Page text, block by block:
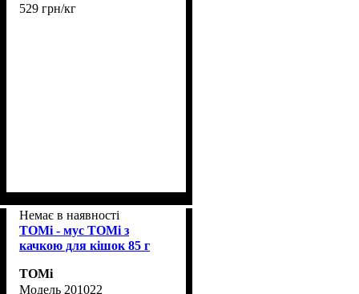
529 грн/кг
Немає в наявності
TOMi - мус TOMi з
качкою для кішок 85 г
TOMi
201022